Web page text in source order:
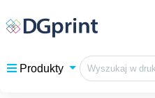
Produkty